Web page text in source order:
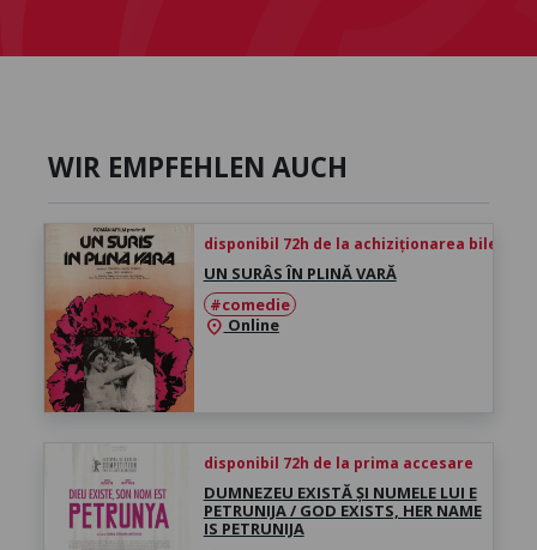
WIR EMPFEHLEN AUCH
disponibil 72h de la achiziționarea biletului
UN SURÂS ÎN PLINĂ VARĂ
#comedie
location_on Online
disponibil 72h de la prima accesare
DUMNEZEU EXISTĂ ȘI NUMELE LUI E
PETRUNIJA / GOD EXISTS, HER NAME
IS PETRUNIJA